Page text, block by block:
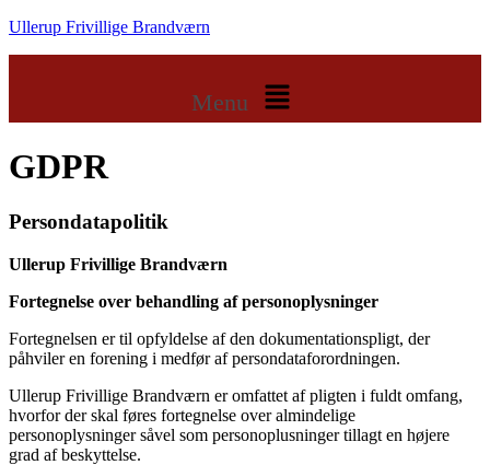
Ullerup Frivillige Brandværn
Menu
GDPR
Persondatapolitik
Ullerup Frivillige Brandværn
Fortegnelse over behandling af personoplysninger
Fortegnelsen er til opfyldelse af den dokumentationspligt, der
påhviler en forening i medfør af persondataforordningen.
Ullerup Frivillige Brandværn er omfattet af pligten i fuldt omfang,
hvorfor der skal føres fortegnelse over almindelige
personoplysninger såvel som personoplusninger tillagt en højere
grad af beskyttelse.